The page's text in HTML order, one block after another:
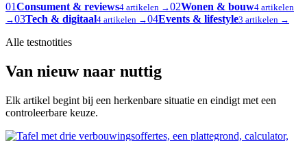
01Consument & reviews4 artikelen →02Wonen & bouw4 artikelen
→03Tech & digitaal4 artikelen →04Events & lifestyle3 artikelen →
Alle testnotities
Van nieuw naar nuttig
Elk artikel begint bij een herkenbare situatie en eindigt met een
controleerbare keuze.